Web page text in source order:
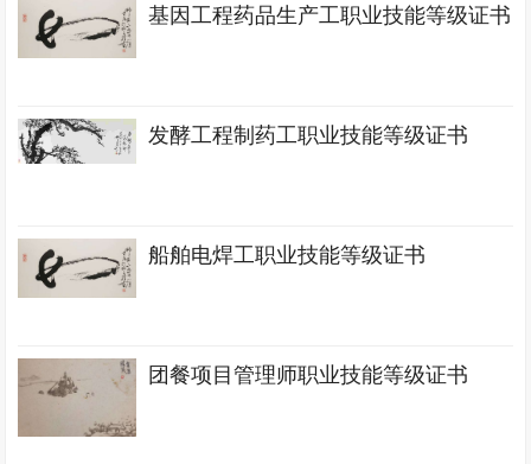
基因工程药品生产工职业技能等级证书
发酵工程制药工职业技能等级证书
船舶电焊工职业技能等级证书
团餐项目管理师职业技能等级证书